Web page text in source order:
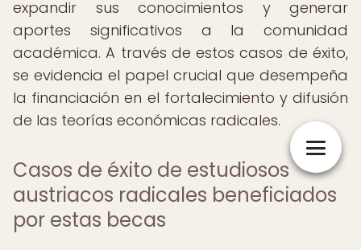
expandir sus conocimientos y generar
aportes significativos a la comunidad
académica. A través de estos casos de éxito,
se evidencia el papel crucial que desempeña
la financiación en el fortalecimiento y difusión
de las teorías económicas radicales.
Casos de éxito de estudiosos
austriacos radicales beneficiados
por estas becas